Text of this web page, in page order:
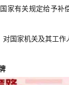
家有关规定给予补
国家机关及其工